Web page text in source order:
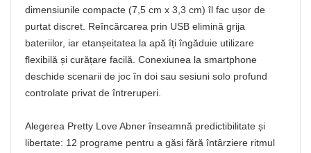
dimensiunile compacte (7,5 cm x 3,3 cm) îl fac ușor de
purtat discret. Reîncărcarea prin USB elimină grija
bateriilor, iar etanșeitatea la apă îți îngăduie utilizare
flexibilă și curățare facilă. Conexiunea la smartphone
deschide scenarii de joc în doi sau sesiuni solo profund
controlate privat de întreruperi.
Alegerea Pretty Love Abner înseamnă predictibilitate și
libertate: 12 programe pentru a găsi fără întârziere ritmul